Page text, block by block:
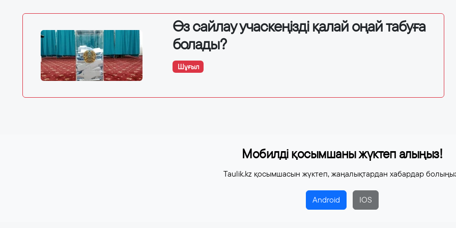
Өз сайлау учаскеңізді қалай оңай табуға
болады?
Шұғыл
Мобилді қосымшаны жүктеп алыңыз!
Taulik.kz қосымшасын жүктеп, жаңалықтардан хабардар
Android IOS